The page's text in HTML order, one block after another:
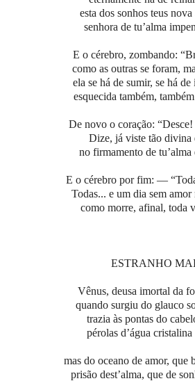
esta dos sonhos teus nova
senhora de tu’alma
E o cérebro, zombando:
como as outras se foram,
ela se há de sumir, se há de
esquecida também,
De novo o coração:
Dize, já viste tão divina
no firmamento de tu’alma
E o cérebro por fim: —
Todas... e um dia sem amor
como morre, afinal, toda
ESTRANHO
Vênus, deusa imortal da
quando surgiu do glauco
trazia às pontas do
pérolas d’água cristalina
mas do oceano de amor, que
prisão dest’alma, que de